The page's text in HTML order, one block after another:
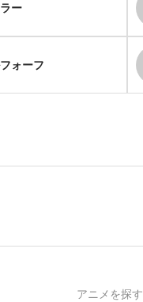
ー
ォーフ
アニメを探す